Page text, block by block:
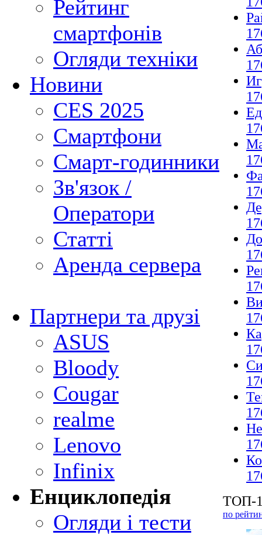
Рейтинг
смартфонів
Огляди техніки
Новини
CES 2025
Смартфони
Смарт-годинники
Зв'язок /
Оператори
Статті
Аренда сервера
Партнери та друзі
ASUS
Bloody
Cougar
realme
Lenovo
Infinix
Енциклопедія
Огляди і тести
ТОП-
по